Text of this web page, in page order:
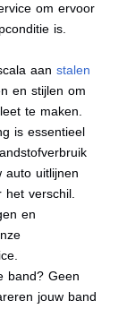
om ervoor
is.
aan stalen
en stijlen om
te maken.
is essentieel
auto uitlijnen
het verschil.
en
band? Geen
jouw band